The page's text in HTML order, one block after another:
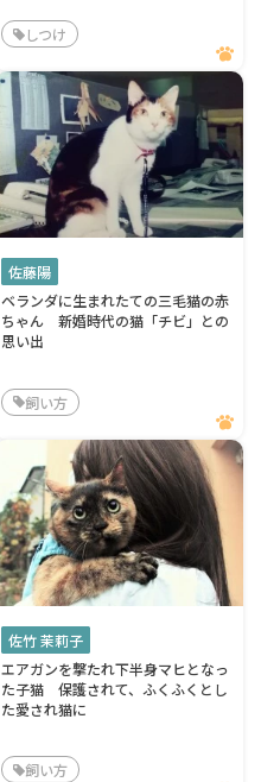
しつけ
佐藤陽
ベランダに生まれたての三毛猫の赤
ちゃん 新婚時代の猫「チビ」との
思い出
飼い方
佐竹 茉莉子
エアガンを撃たれ下半身マヒとなっ
た子猫 保護されて、ふくふくとし
た愛され猫に
飼い方